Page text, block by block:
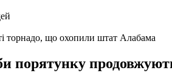
торнадо, що охопили штат Алабама
порятунку